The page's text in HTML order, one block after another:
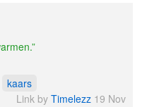
kaars
Link by Timelezz 19 Nov